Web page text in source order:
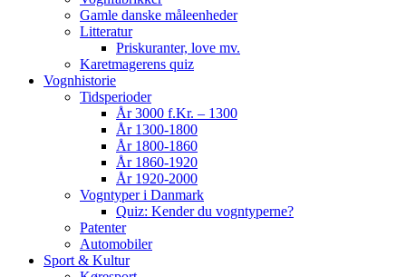
Gamle danske måleenheder
Litteratur
Priskuranter, love mv.
Karetmagerens quiz
Vognhistorie
Tidsperioder
År 3000 f.Kr. – 1300
År 1300-1800
År 1800-1860
År 1860-1920
År 1920-2000
Vogntyper i Danmark
Quiz: Kender du vogntyperne?
Patenter
Automobiler
Sport & Kultur